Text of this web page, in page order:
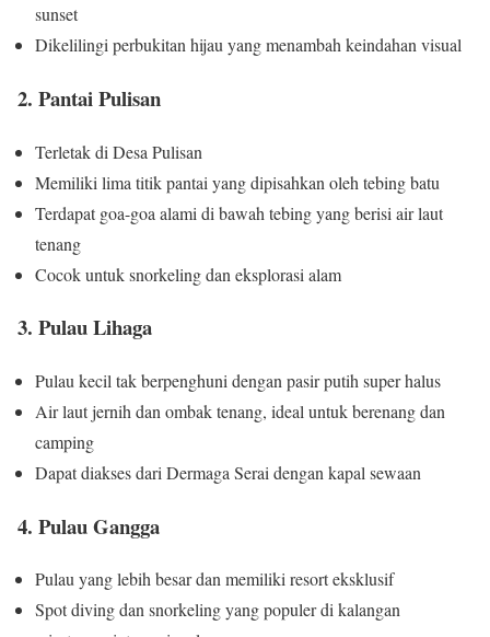
sunset
Dikelilingi perbukitan hijau yang menambah keindahan visual
2. Pantai Pulisan
Terletak di Desa Pulisan
Memiliki lima titik pantai yang dipisahkan oleh tebing batu
Terdapat goa-goa alami di bawah tebing yang berisi air laut
tenang
Cocok untuk snorkeling dan eksplorasi alam
3. Pulau Lihaga
Pulau kecil tak berpenghuni dengan pasir putih super halus
Air laut jernih dan ombak tenang, ideal untuk berenang dan
camping
Dapat diakses dari Dermaga Serai dengan kapal sewaan
4. Pulau Gangga
Pulau yang lebih besar dan memiliki resort eksklusif
Spot diving dan snorkeling yang populer di kalangan